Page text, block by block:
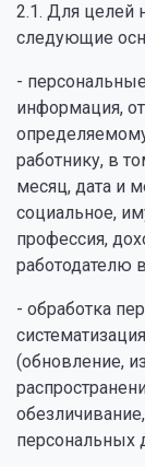
2.1. Для целей
следующие
-
информация,
работнику, в
месяц, дата и
социальное,
профессия,
работодателю
- обработка
(обновление,
персональных